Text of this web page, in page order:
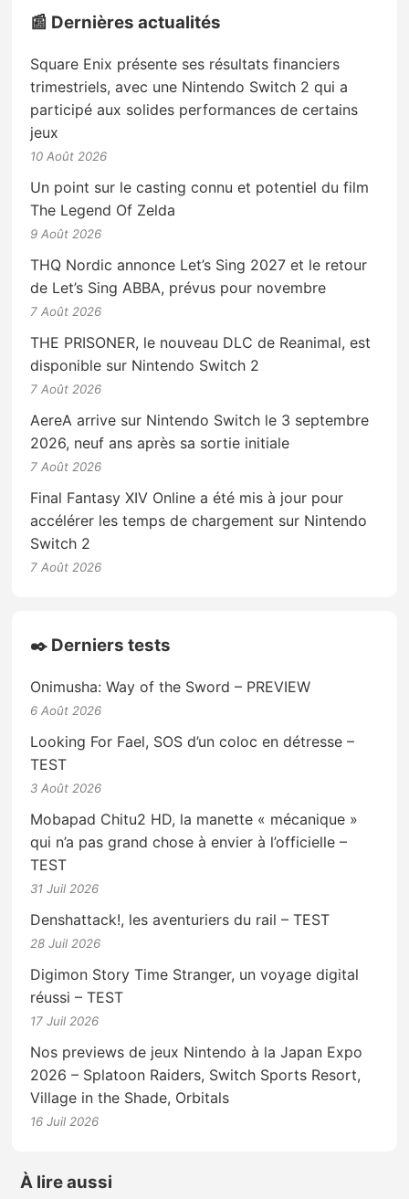
📰 Dernières actualités
Square Enix présente ses résultats financiers
trimestriels, avec une Nintendo Switch 2 qui a
participé aux solides performances de certains
jeux
10 Août 2026
Un point sur le casting connu et potentiel du film
The Legend Of Zelda
9 Août 2026
THQ Nordic annonce Let’s Sing 2027 et le retour
de Let’s Sing ABBA, prévus pour novembre
7 Août 2026
THE PRISONER, le nouveau DLC de Reanimal, est
disponible sur Nintendo Switch 2
7 Août 2026
AereA arrive sur Nintendo Switch le 3 septembre
2026, neuf ans après sa sortie initiale
7 Août 2026
Final Fantasy XIV Online a été mis à jour pour
accélérer les temps de chargement sur Nintendo
Switch 2
7 Août 2026
✒️ Derniers tests
Onimusha: Way of the Sword – PREVIEW
6 Août 2026
Looking For Fael, SOS d’un coloc en détresse –
TEST
3 Août 2026
Mobapad Chitu2 HD, la manette « mécanique »
qui n’a pas grand chose à envier à l’officielle –
TEST
31 Juil 2026
Denshattack!, les aventuriers du rail – TEST
28 Juil 2026
Digimon Story Time Stranger, un voyage digital
réussi – TEST
17 Juil 2026
Nos previews de jeux Nintendo à la Japan Expo
2026 – Splatoon Raiders, Switch Sports Resort,
Village in the Shade, Orbitals
16 Juil 2026
À lire aussi